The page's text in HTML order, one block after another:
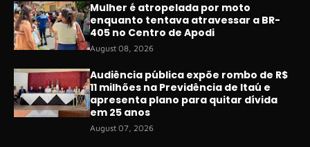
Mulher é atropelada por moto
enquanto tentava atravessar a BR-
405 no Centro de Apodi
August 08, 2026
Audiência pública expõe rombo de R$
11 milhões na Previdência de Itaú e
apresenta plano para quitar dívida
em 25 anos
August 07, 2026